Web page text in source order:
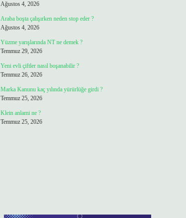
Ağustos 4, 2026
Araba boşta çalışırken neden stop eder ?
Ağustos 4, 2026
Yüzme yarışlarında NT ne demek ?
Temmuz 29, 2026
Yeni evli çiftler nasıl boşanabilir ?
Temmuz 26, 2026
Marka Kanunu kaç yılında yürürlüğe girdi ?
Temmuz 25, 2026
Klein anlami ne ?
Temmuz 25, 2026